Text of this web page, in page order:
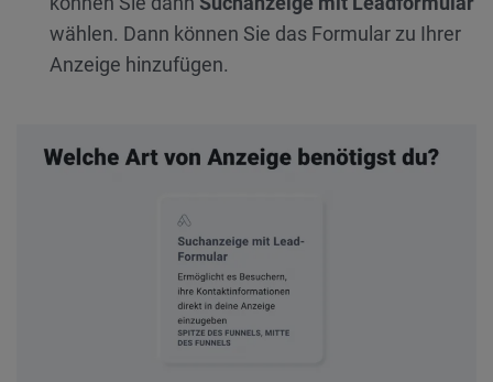
wählen. Dann können Sie das Formular zu Ihrer
Anzeige hinzufügen.